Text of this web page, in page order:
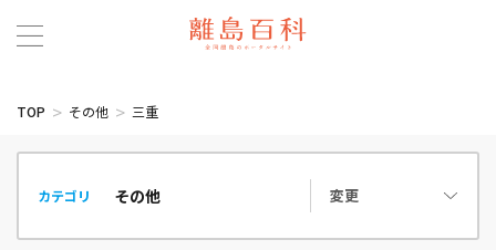
TOP その他 三重
カテゴリ 変更